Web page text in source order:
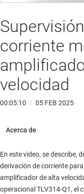
corriente
velocidad
00:05:10 | 05 FEB 2025
En este video, se describe,
derivación de corriente
amplificador de alta
operacional TLV314-Q1, el